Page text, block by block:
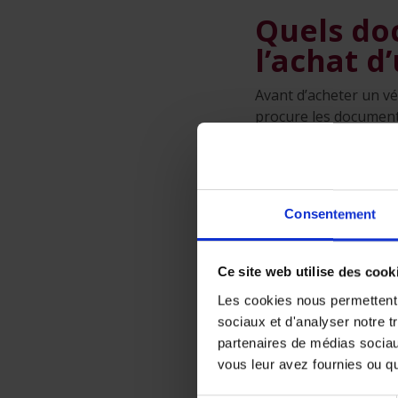
Consentement
Ce site web utilise des
Les cookies nous
sociaux et d'analyser notre
partenaires de médias
vous leur avez fournies ou
Quels
l’achat
Avant d’acheter un
procure les
la facture de
doit
ses
le formulaire
Celle-ci doit
certificat de
leCar-Pass,
le certificat de